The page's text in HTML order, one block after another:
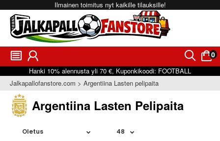
Ilmainen toimitus nyt kaikille tilauksille!
󰂩 󰃳 󰂨 0
󰃠
Hanki 10% alennusta yli 70 €, Kuponkikoodi: FOOTBALL
Jalkapallofanstore.com
Argentiina Lasten pelipaita
Argentiina Lasten Pelipaita